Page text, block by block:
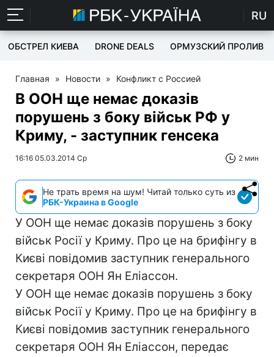
RU
ОБСТРЕЛ КИЕВА DRONE DEALS ОРМУЗСКИЙ ПРОЛИВ
Главная » Новости » Конфликт с Россией
В ООН ще немає доказів
порушень з боку військ РФ у
Криму, - заступник генсека
16:16 05.03.2014 Ср 2 мин
Не трать время на шум! Читай только суть из
РБК-Украина в Google
У ООН ще немає доказів порушень з боку
військ Росії у Криму. Про це на брифінгу в
Києві повідомив заступник генерального
секретаря ООН Ян Еліассон.
У ООН ще немає доказів порушень з боку
військ Росії у Криму. Про це на брифінгу в
Києві повідомив заступник генерального
секретаря ООН Ян Еліассон, передає